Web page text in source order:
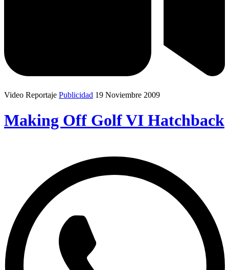
Video Reportaje Publicidad 19 Noviembre 2009
Making Off Golf VI Hatchback